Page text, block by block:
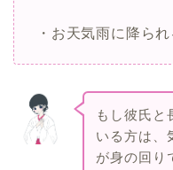
・お天気雨に降られ
もし彼氏と
いる方は、
が身の回り